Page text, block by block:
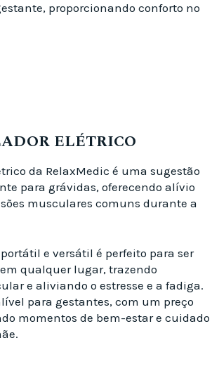
proporcionando conforto no
ELÉTRICO
da RelaxMedic é uma sugestão
para grávidas, oferecendo alívio
musculares comuns durante a
e versátil é perfeito para ser
qualquer lugar, trazendo
e aliviando o estresse e a fadiga.
para gestantes, com um preço
momentos de bem-estar e cuidado